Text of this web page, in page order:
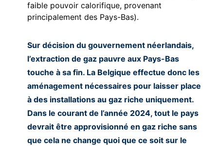
faible pouvoir calorifique, provenant
principalement des Pays-Bas).
Sur décision du gouvernement néerlandais,
l’extraction de gaz pauvre aux Pays-Bas
touche à sa fin. La Belgique effectue donc les
aménagement nécessaires pour laisser place
à des installations au gaz riche uniquement.
Dans le courant de l’année 2024, tout le pays
devrait être approvisionné en gaz riche sans
que cela ne change quoi que ce soit sur le